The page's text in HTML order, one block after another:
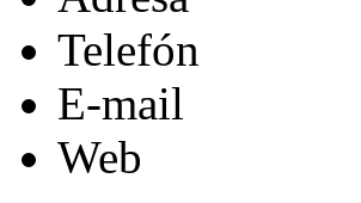
Telefón
E-mail
Web